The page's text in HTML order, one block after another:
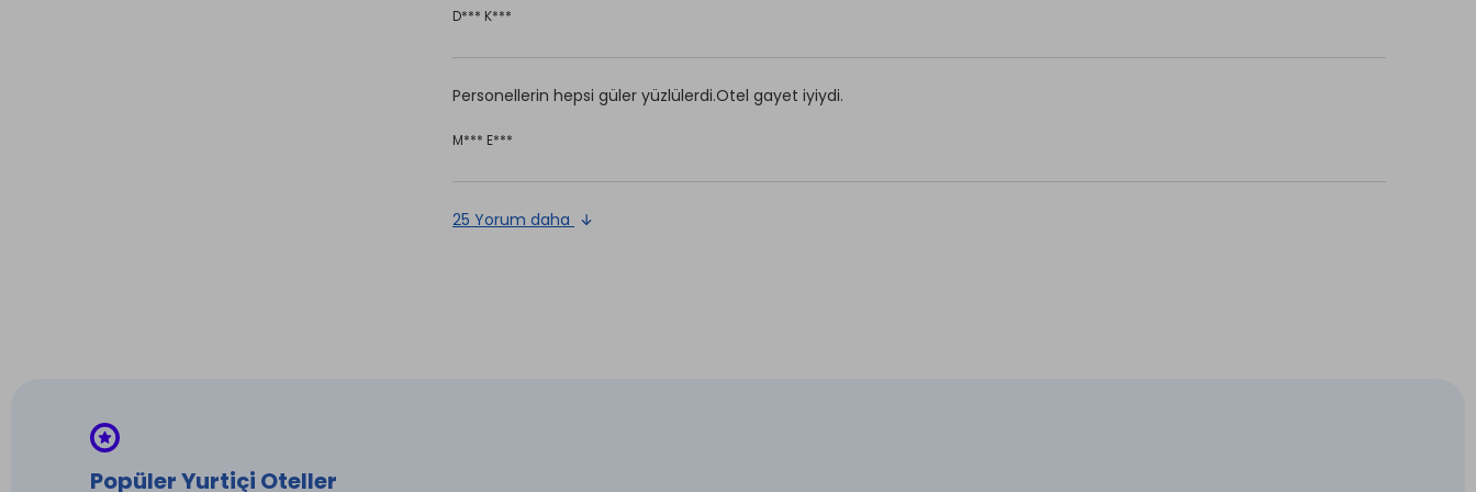
D*** K***
Personellerin hepsi güler yüzlülerdi.Otel gayet iyiydi.
M*** E***
25 Yorum daha
Popüler Yurtiçi Oteller